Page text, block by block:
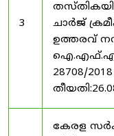
3
ചാർജ്
ഉത്തരവ്
28708/2018
കേരള